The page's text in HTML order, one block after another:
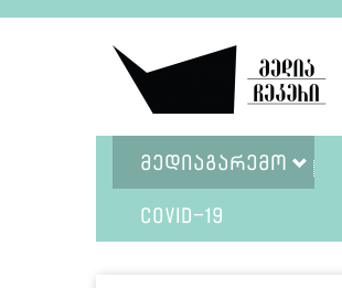
ᲛᲔᲓᲘᲐᲒᲐᲠᲔᲛᲝ
COVID-19